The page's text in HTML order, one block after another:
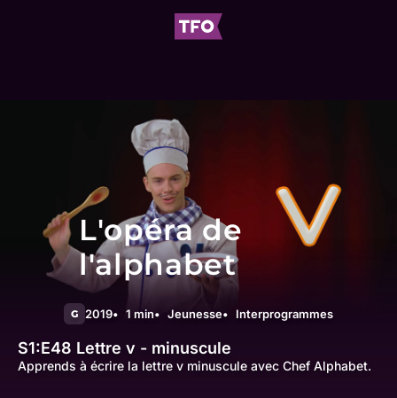
L'opéra de
l'alphabet
G 2019 1 min Jeunesse Interprogrammes
S1:E48 Lettre v - minuscule
Apprends à écrire la lettre v minuscule avec Chef Alphabet.